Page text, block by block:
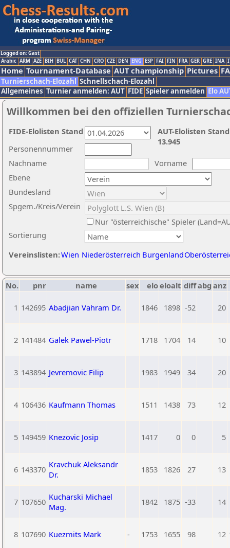
Logged on: Gast
Arabic ARM AZE BIH BUL CAT CHN CRO CZE DEN ENG ESP FAI FIN FRA GER GRE INA
Home Tournament-Database AUT championship Pictures
Turnierschach-Elozahl Schnellschach-Elozahl
Allgemeines Turnier anmelden: AUT FIDE Spieler anmelden Elo
Willkommen bei den offiziellen
Nachname
Vorname
Ebene
Sortierung
Personennummer
Bundesland
Spgem./Kreis/Verein
Nur "österreichische" Spieler
Vereinslisten:Wien Niederösterreich Burgenland
AUT-Elolisten
13.945
FIDE-Elolisten Stand
No. pnr name sex eloeloalt diffabg anz
1 142695 Abadjian Vahram Dr. 1846 1898 -52 20
2 141484 Galek Pawel-Piotr 1718 1704 14 10
3 143894 Jevremovic Filip 1983 1949 34 20
4 106436 Kaufmann Thomas 1511 1438 73 12
5 149459 Knezovic Josip 1417 0 0 5
6 143370 Kravchuk Aleksandr
Dr.
1853 1826 27 13
7 107650 Kucharski Michael
Mag.
1842 1875 -33 14
8 107690 Kuezmits Mark - 1753 1655 98 12